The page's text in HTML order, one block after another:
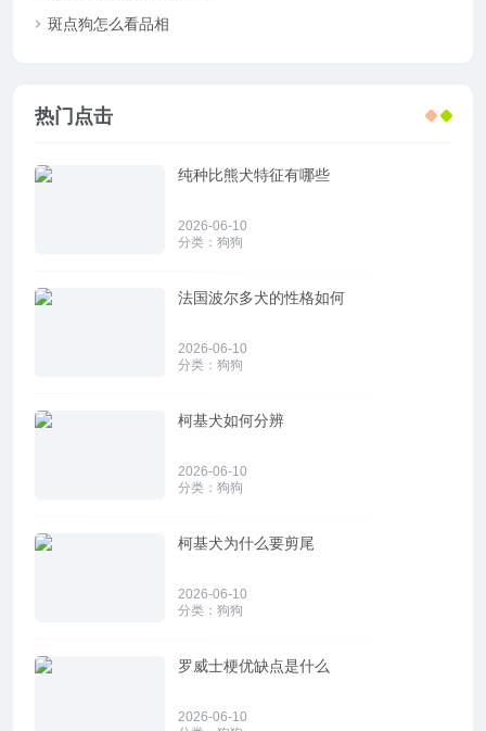
斑点狗怎么看品相
热门点击
纯种比熊犬特征有哪些
2026-06-10
分类： 狗狗
法国波尔多犬的性格如何
2026-06-10
分类： 狗狗
柯基犬如何分辨
2026-06-10
分类： 狗狗
柯基犬为什么要剪尾
2026-06-10
分类： 狗狗
罗威士梗优缺点是什么
2026-06-10